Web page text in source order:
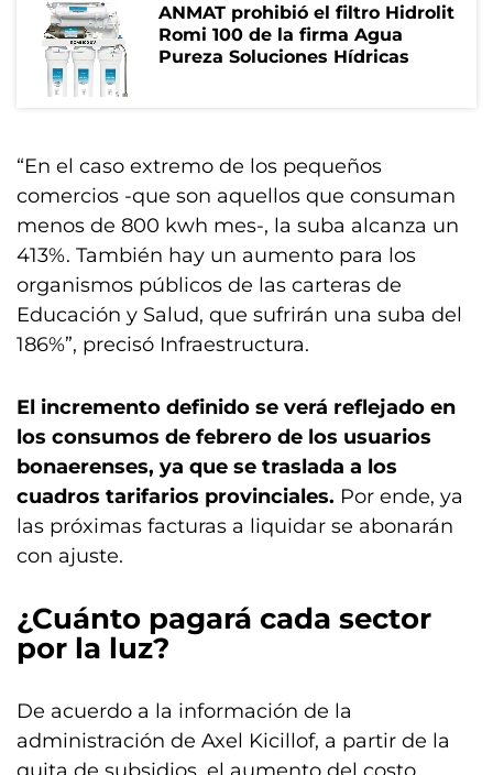
ANMAT prohibió el filtro Hidrolit
Romi 100 de la firma Agua
Pureza Soluciones Hídricas
“En el caso extremo de los pequeños
comercios -que son aquellos que consuman
menos de 800 kwh mes-, la suba alcanza un
413%. También hay un aumento para los
organismos públicos de las carteras de
Educación y Salud, que sufrirán una suba del
186%”, precisó Infraestructura.
El incremento definido se verá reflejado en
los consumos de febrero de los usuarios
bonaerenses, ya que se traslada a los
cuadros tarifarios provinciales. Por ende, ya
las próximas facturas a liquidar se abonarán
con ajuste.
¿Cuánto pagará cada sector
por la luz?
De acuerdo a la información de la
administración de Axel Kicillof, a partir de la